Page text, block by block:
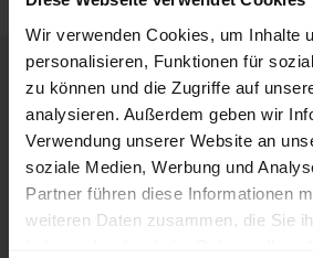
Wir verwenden Cookies, um Inhalte
personalisieren, Funktionen für
zu können und die Zugriffe auf
analysieren. Außerdem geben wir
Verwendung unserer Website an
soziale Medien, Werbung und
Partner führen diese Informationen
weiteren Daten zusammen, die Sie
Höchst- und
Pelletspreise in
Die Tabelle zeigt dieHöchst- und
Pelletspreise für lose Holzpellets